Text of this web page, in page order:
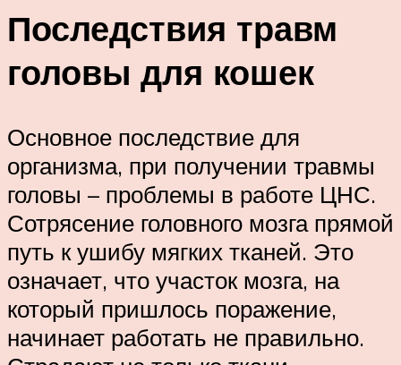
Последствия травм
головы для кошек
Основное последствие для
организма, при получении травмы
головы – проблемы в работе ЦНС.
Сотрясение головного мозга прямой
путь к ушибу мягких тканей. Это
означает, что участок мозга, на
который пришлось поражение,
начинает работать не правильно.